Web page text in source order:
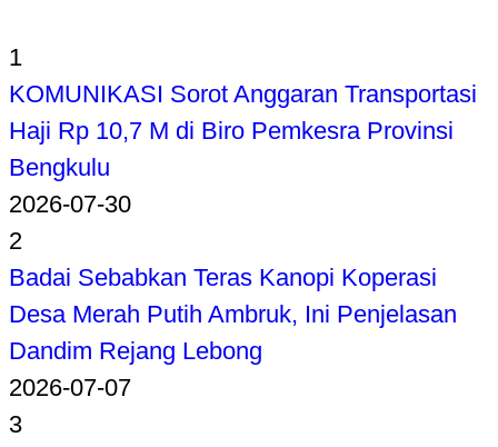
1
KOMUNIKASI Sorot Anggaran Transportasi
Haji Rp 10,7 M di Biro Pemkesra Provinsi
Bengkulu
2026-07-30
2
Badai Sebabkan Teras Kanopi Koperasi
Desa Merah Putih Ambruk, Ini Penjelasan
Dandim Rejang Lebong
2026-07-07
3